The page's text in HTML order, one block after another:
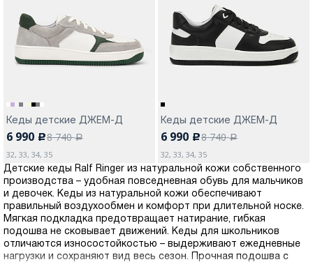
Кеды детские ДЖЕМ-Д
6 990 c8 740a
32, 33, 34, 35
Кеды детские ДЖЕМ-Д
6 990 c8 740a
32, 33, 34, 35
Детские кеды Ralf Ringer из натуральной кожи собственного
производства – удобная повседневная обувь для мальчиков
и девочек. Кеды из натуральной кожи обеспечивают
правильный воздухообмен и комфорт при длительной носке.
Мягкая подкладка предотвращает натирание, гибкая
подошва не сковывает движений. Кеды для школьников
отличаются износостойкостью – выдерживают ежедневные
нагрузки и сохраняют вид весь сезон. Прочная подошва с